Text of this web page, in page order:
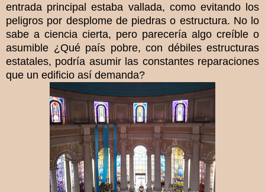
entrada principal estaba vallada, como evitando los
peligros por desplome de piedras o estructura. No lo
sabe a ciencia cierta, pero parecería algo creíble o
asumible ¿Qué país pobre, con débiles estructuras
estatales, podría asumir las constantes reparaciones
que un edificio así demanda?